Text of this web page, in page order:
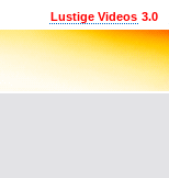
Lustige Videos 3.0